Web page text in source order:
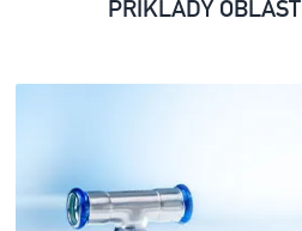
PŘÍKLADY